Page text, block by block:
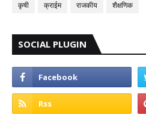
कृषी क्राईम राजकीय शैक्षणिक
SOCIAL PLUGIN